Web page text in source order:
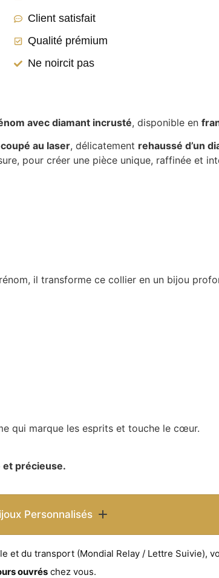
Client satisfait
Qualité prémium
Ne noircit pas
avec diamant incrusté, disponible en
au laser, délicatement rehaussé d’un
pour créer une pièce unique, raffinée et
il transforme ce collier en un bijou
qui marque les esprits et touche le cœur.
et précieuse.
Personnalisés
et du transport (Mondial Relay / Lettre Suivie),
ouvréschez vous.